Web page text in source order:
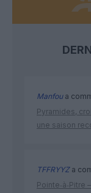
Manfoua
Pyramides,
une saison
TFFRYYZa
Pointe‑à‑Pitre